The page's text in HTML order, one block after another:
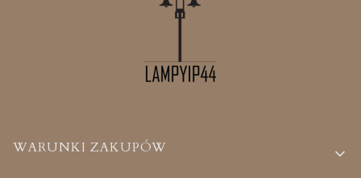
Linki w stopce
WARUNKI ZAKUPÓW